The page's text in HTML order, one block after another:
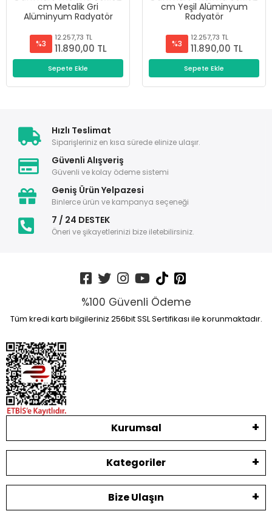
cm Metalik Gri
Alüminyum Radyatör
%3
12.257,73 TL
11.890,00 TL
Sepete Ekle
cm Yeşil Alüminyum
Radyatör
%3
12.257,73 TL
11.890,00 TL
Sepete Ekle
Hızlı Teslimat
Siparişleriniz en kısa sürede elinize ulaşır.
Güvenli Alışveriş
Güvenli ve kolay ödeme sistemi
Geniş Ürün Yelpazesi
Binlerce ürün ve kampanya seçeneği
7 / 24 DESTEK
Öneri ve şikayetlerinizi bize iletebilirsiniz.
%100 Güvenli Ödeme
Tüm kredi kartı bilgileriniz 256bit SSL Sertifikası ile korunmaktadır.
Kurumsal
Kategoriler
Bize Ulaşın